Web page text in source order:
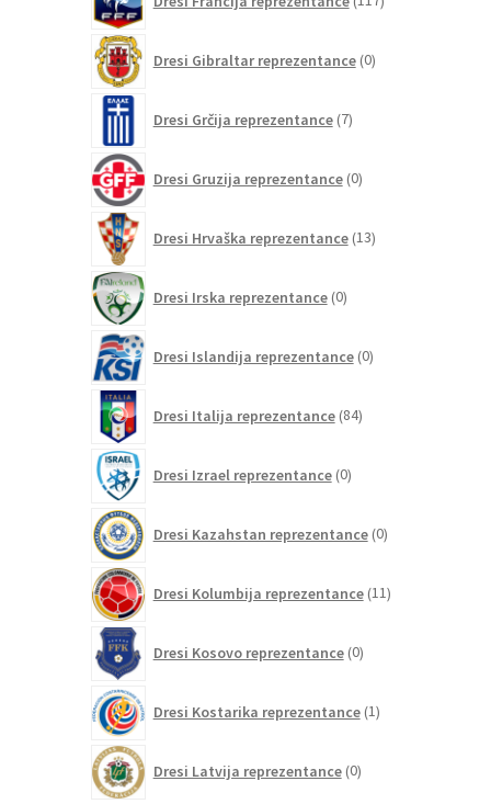
izdelkov
Dresi Gibraltar reprezentance 0izdelkov
Dresi Grčija reprezentance 7izdelkov
Dresi Gruzija reprezentance 0izdelkov
Dresi Hrvaška reprezentance 13izdelkov
Dresi Irska reprezentance 0izdelkov
Dresi Islandija reprezentance 0izdelkov
Dresi Italija reprezentance 84izdelkov
Dresi Izrael reprezentance 0izdelkov
Dresi Kazahstan reprezentance 0izdelkov
Dresi Kolumbija reprezentance 11izdelkov
Dresi Kosovo reprezentance 0izdelkov
Dresi Kostarika reprezentance 1izdelek
Dresi Latvija reprezentance 0izdelkov